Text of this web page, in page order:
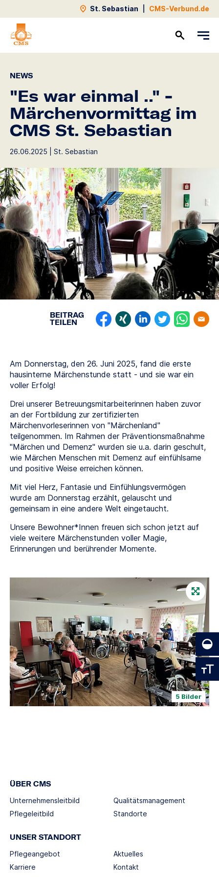
St. Sebastian CMS-Verbund.de
NEWS
"Es war einmal .." -
Märchenvormittag im
CMS St. Sebastian
26.06.2025 | St. Sebastian
BEITRAG
TEILEN
Am Donnerstag, den 26. Juni 2025, fand die erste
hausinterne Märchenstunde statt - und sie war ein
voller Erfolg!
Drei unserer Betreuungsmitarbeiterinnen haben zuvor
an der Fortbildung zur zertifizierten
Märchenvorleserinnen von "Märchenland"
teilgenommen. Im Rahmen der Präventionsmaßnahme
"Märchen und Demenz" wurden sie u.a. darin geschult,
wie Märchen Menschen mit Demenz auf einfühlsame
und positive Weise erreichen können.
Mit viel Herz, Fantasie und Einfühlungsvermögen
wurde am Donnerstag erzählt, gelauscht und
gemeinsam in eine andere Welt eingetaucht.
Unsere Bewohner*Innen freuen sich schon jetzt auf
viele weitere Märchenstunden voller Magie,
Erinnerungen und berührender Momente.
5 Bilder
ÜBER CMS
Unternehmensleitbild
Pflegeleitbild
Qualitätsmanagement
Standorte
UNSER STANDORT
Pflegeangebot
Karriere
Aktuelles
Kontakt